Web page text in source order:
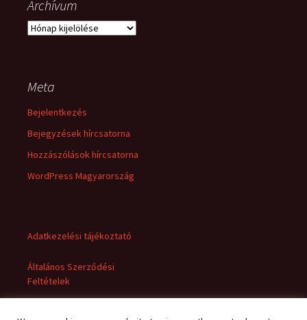
Archívum
Archívum
Meta
Bejelentkezés
Bejegyzések hírcsatorna
Hozzászólások hírcsatorna
WordPress Magyarország
Adatkezelési tájékoztató
Általános Szerződési
Feltételek